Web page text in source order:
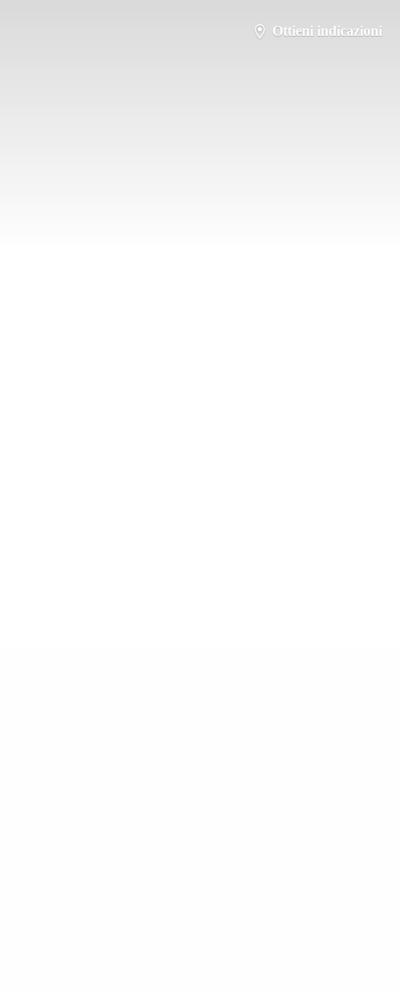
Ottieni indicazioni